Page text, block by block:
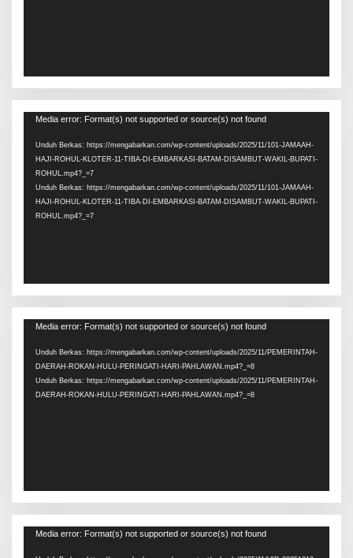
Pemutar
Media error: Format(s) not supported or source(s) not found
Unduh Berkas: https://mengabarkan.com/wp-content/uploads/2025/11/101-JAMAAH-
HAJI-ROHUL-KLOTER-11-TIBA-DI-EMBARKASI-BATAM-DISAMBUT-WAKIL-BUPATI-
ROHUL.mp4?_=7
Unduh Berkas: https://mengabarkan.com/wp-content/uploads/2025/11/101-JAMAAH-
HAJI-ROHUL-KLOTER-11-TIBA-DI-EMBARKASI-BATAM-DISAMBUT-WAKIL-BUPATI-
ROHUL.mp4?_=7
Pemutar
Media error: Format(s) not supported or source(s) not found
Unduh Berkas: https://mengabarkan.com/wp-content/uploads/2025/11/PEMERINTAH-
DAERAH-ROKAN-HULU-PERINGATI-HARI-PAHLAWAN.mp4?_=8
Unduh Berkas: https://mengabarkan.com/wp-content/uploads/2025/11/PEMERINTAH-
DAERAH-ROKAN-HULU-PERINGATI-HARI-PAHLAWAN.mp4?_=8
Pemutar
Media error: Format(s) not supported or source(s) not found